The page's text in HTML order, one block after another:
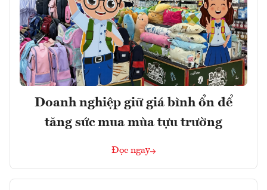
Doanh nghiệp giữ giá bình ổn để
tăng sức mua mùa tựu trường
Đọc ngay